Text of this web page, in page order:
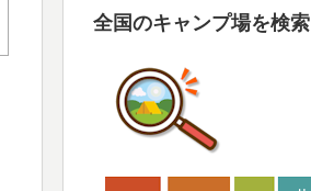
全国のキャンプ場を検索